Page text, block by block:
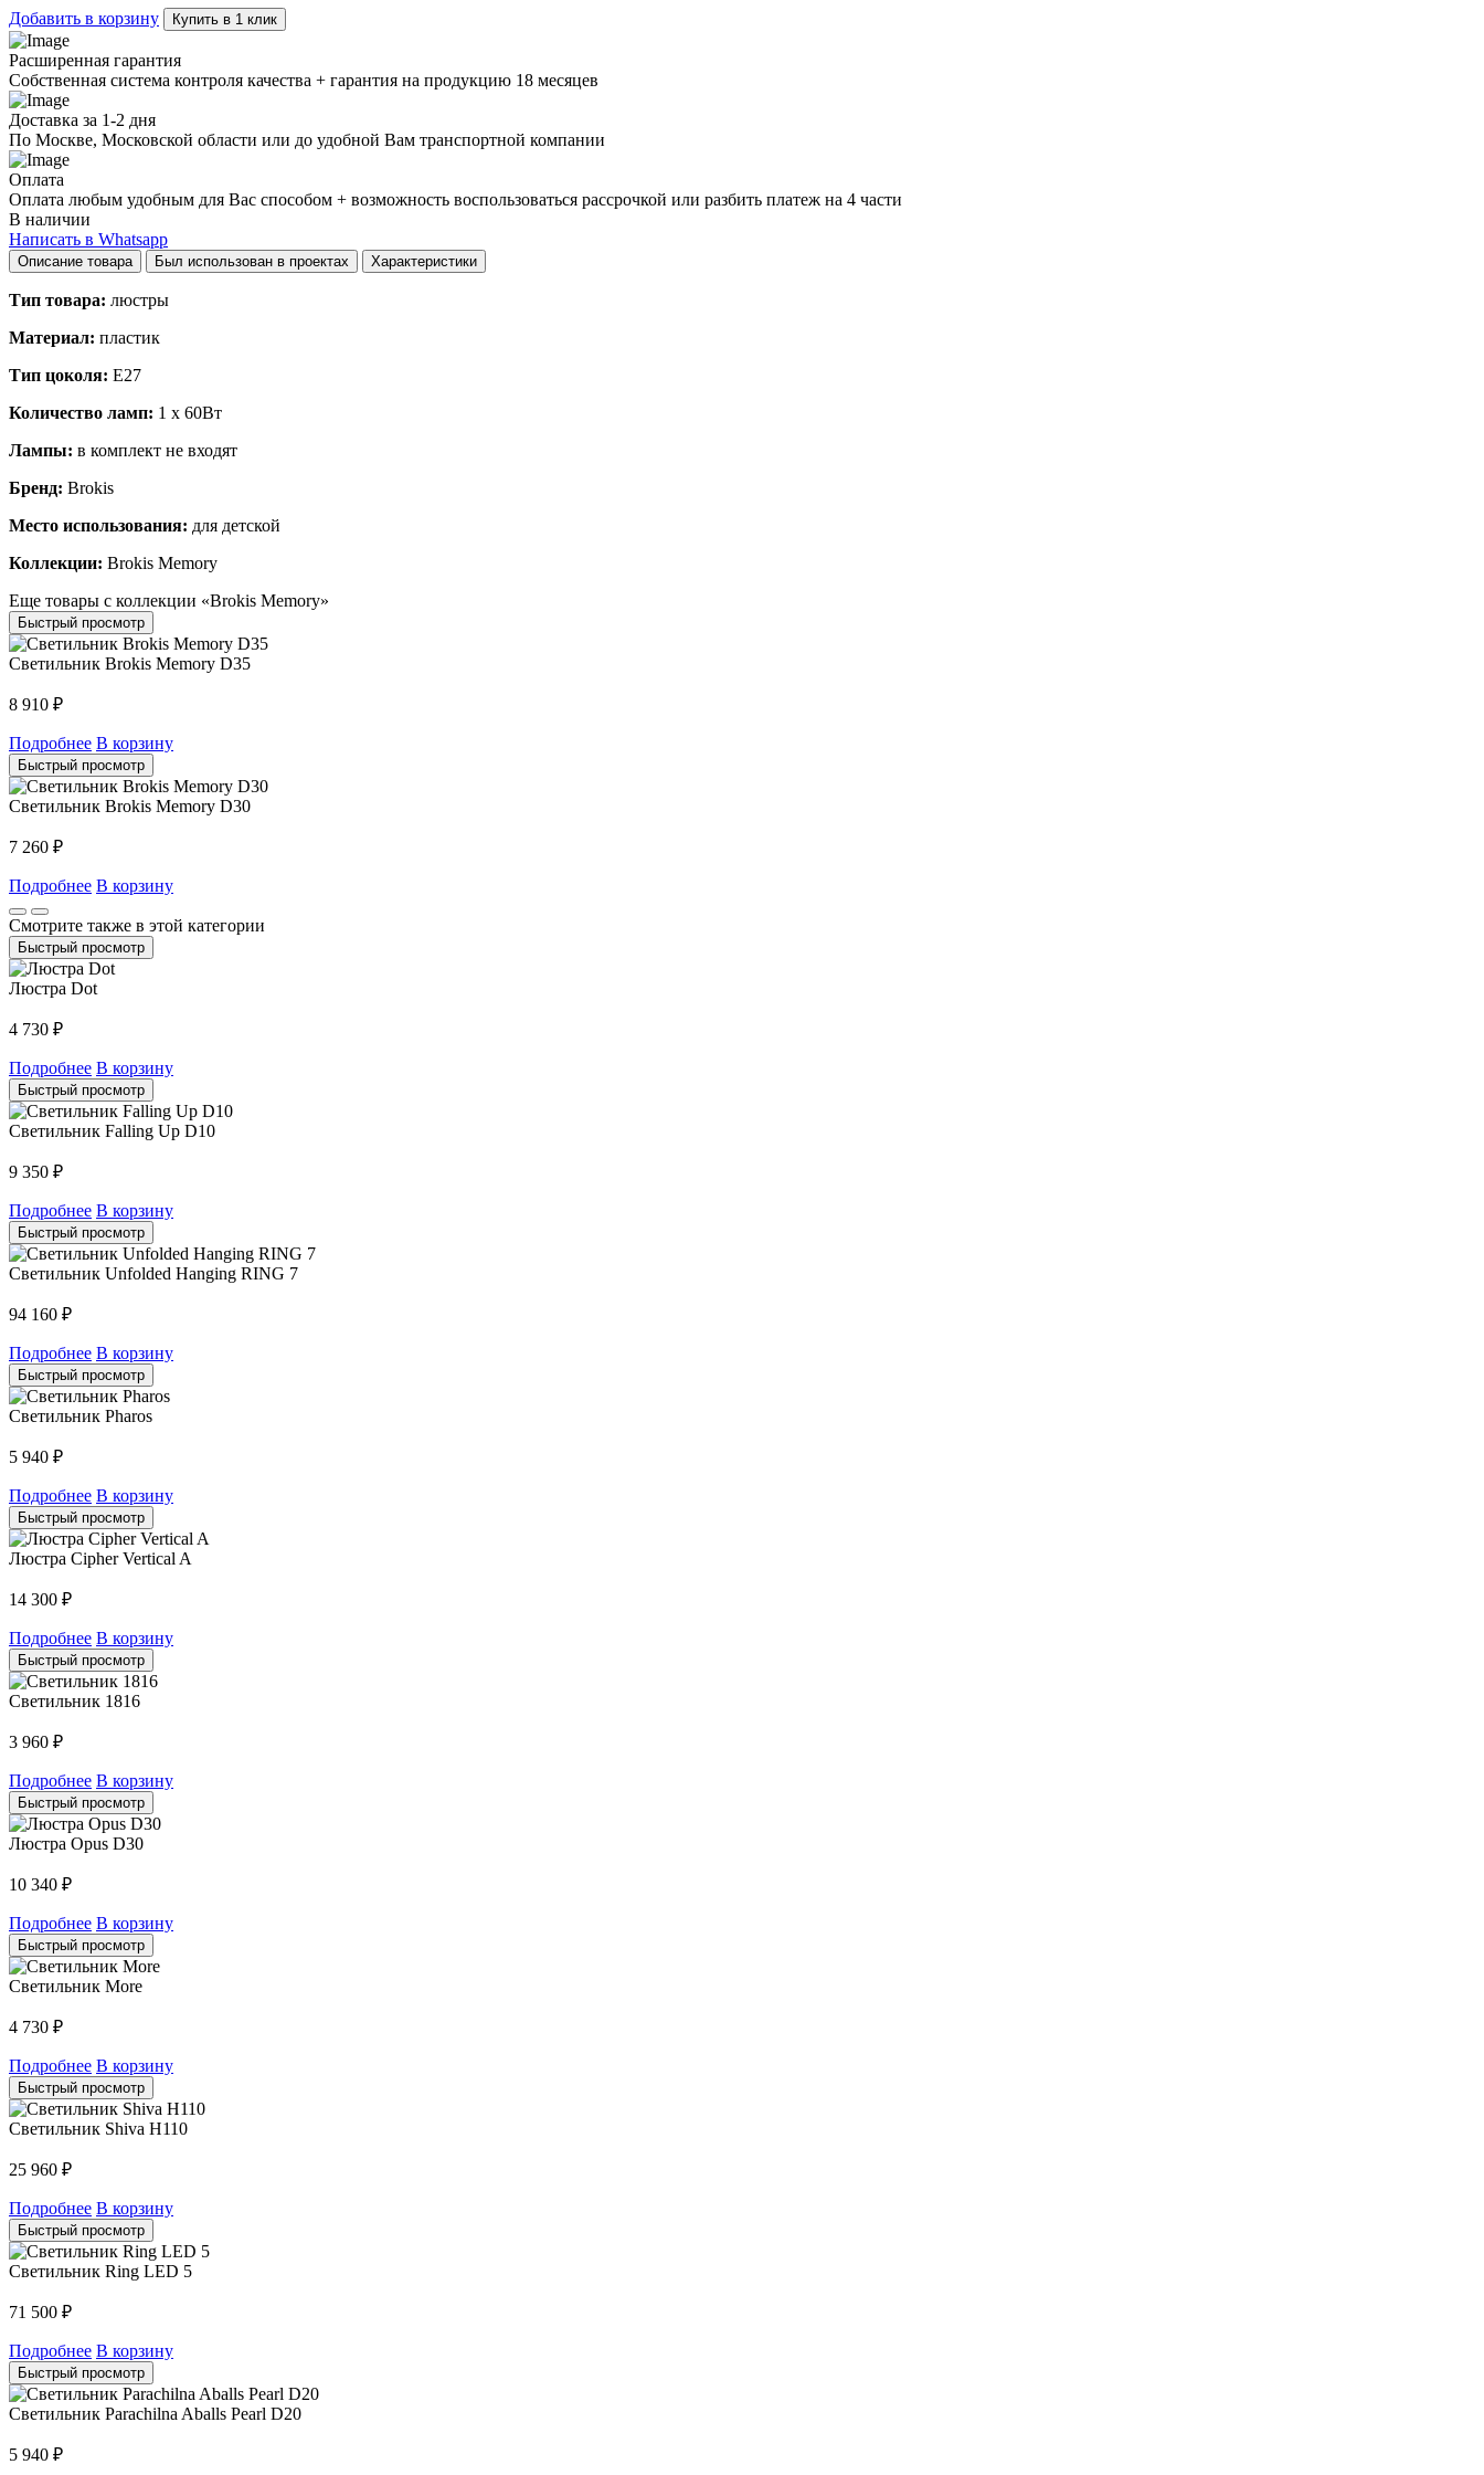
Добавить в корзину Купить в 1 клик
Расширенная гарантия
Собственная система контроля качества + гарантия на продукцию 18 месяцев
Доставка за 1-2 дня
По Москве, Московской области или до удобной Вам транспортной компании
Оплата
Оплата любым удобным для Вас способом + возможность воспользоваться рассрочкой или разбить платеж на 4 части
В наличии
Написать в Whatsapp
Описание товара Был использован в проектах Характеристики
Тип товара: люстры
Материал: пластик
Тип цоколя: E27
Количество ламп: 1 x 60Вт
Лампы: в комплект не входят
Бренд: Brokis
Место использования: для детской
Коллекции: Brokis Memory
Еще товары с коллекции «Brokis Memory»
Быстрый просмотр
Светильник Brokis Memory D35
8 910 ₽
Подробнее В корзину
Быстрый просмотр
Светильник Brokis Memory D30
7 260 ₽
Подробнее В корзину
Смотрите также в этой категории
Быстрый просмотр
Люстра Dot
4 730 ₽
Подробнее В корзину
Быстрый просмотр
Светильник Falling Up D10
9 350 ₽
Подробнее В корзину
Быстрый просмотр
Светильник Unfolded Hanging RING 7
94 160 ₽
Подробнее В корзину
Быстрый просмотр
Светильник Pharos
5 940 ₽
Подробнее В корзину
Быстрый просмотр
Люстра Cipher Vertical A
14 300 ₽
Подробнее В корзину
Быстрый просмотр
Светильник 1816
3 960 ₽
Подробнее В корзину
Быстрый просмотр
Люстра Opus D30
10 340 ₽
Подробнее В корзину
Быстрый просмотр
Светильник More
4 730 ₽
Подробнее В корзину
Быстрый просмотр
Светильник Shiva H110
25 960 ₽
Подробнее В корзину
Быстрый просмотр
Светильник Ring LED 5
71 500 ₽
Подробнее В корзину
Быстрый просмотр
Светильник Parachilna Aballs Pearl D20
5 940 ₽